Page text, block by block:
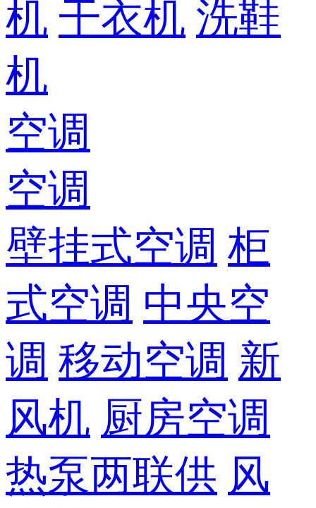
机 干衣机 洗鞋
机
空调
空调
壁挂式空调 柜
式空调 中央空
调 移动空调 新
风机 厨房空调
热泵两联供 风